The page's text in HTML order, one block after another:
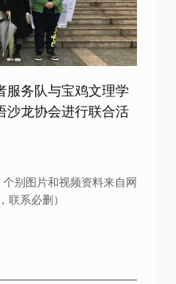
服务队与宝鸡文理学
沙龙协会进行联合活
个别图片和视频资料来自网
联系必删）